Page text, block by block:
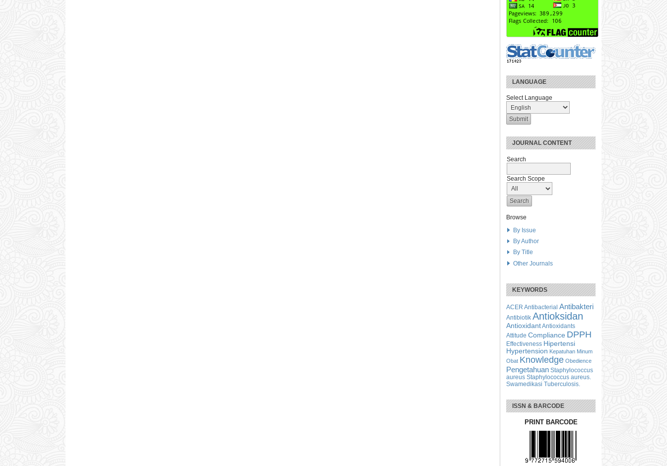
LANGUAGE
Select Language
JOURNAL CONTENT
Search
Search Scope
Browse
By Issue
By Author
By Title
Other Journals
KEYWORDS
ACER Antibacterial Antibakteri
Antibiotik Antioksidan
AntioxidantAntioxidants
Attitude Compliance DPPH
Effectiveness Hipertensi
Hypertension Kepatuhan Minum
Obat Knowledge Obedience
Pengetahuan Staphylococcus
aureus Staphylococcus aureus.
Swamedikasi Tuberculosis.
ISSN & BARCODE
PRINT BARCODE